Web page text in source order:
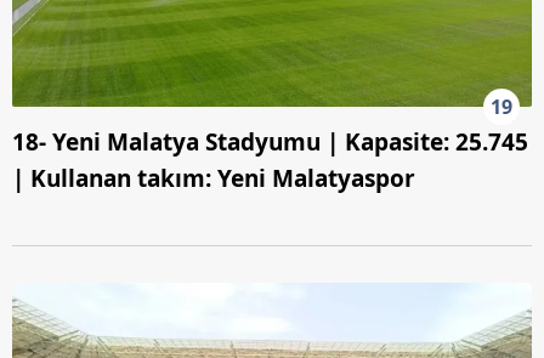
19
18- Yeni Malatya Stadyumu | Kapasite: 25.745
| Kullanan takım: Yeni Malatyaspor